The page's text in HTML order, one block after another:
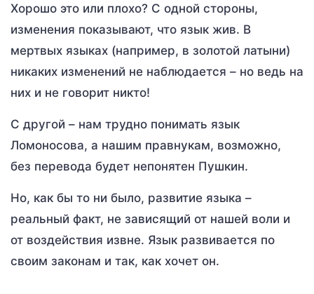
Хорошо это или плохо? С одной стороны,
изменения показывают, что язык жив. В
мертвых языках (например, в золотой латыни)
никаких изменений не наблюдается – но ведь на
них и не говорит никто!
С другой – нам трудно понимать язык
Ломоносова, а нашим правнукам, возможно,
без перевода будет непонятен Пушкин.
Но, как бы то ни было, развитие языка –
реальный факт, не зависящий от нашей воли и
от воздействия извне. Язык развивается по
своим законам и так, как хочет он.